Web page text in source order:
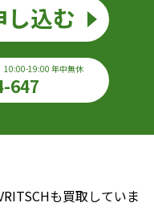
し込む
10:00-19:00 年中無休
647
も買取していま